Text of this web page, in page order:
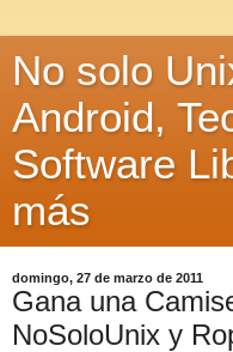
No solo
Android,
Software
más
domingo, 27 de marzo de 2011
Gana una
NoSoloUnix y